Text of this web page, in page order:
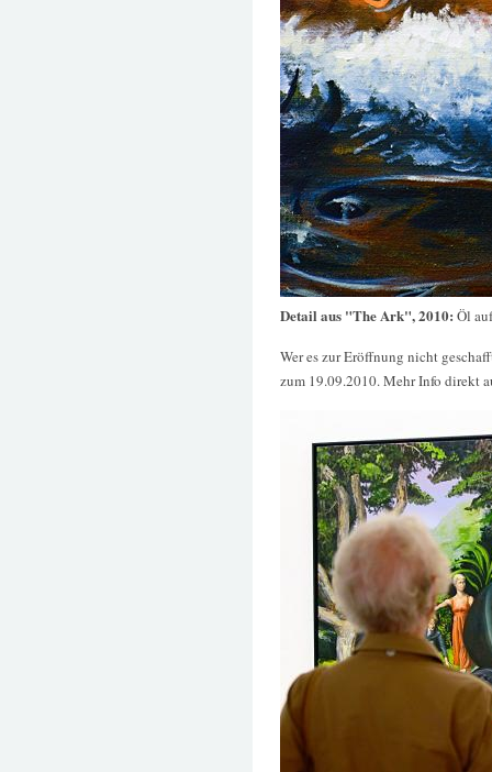
Detail aus "The Ark", 2010: Öl
Wer es zur Eröffnung nicht
zum 19.09.2010. Mehr Info direkt